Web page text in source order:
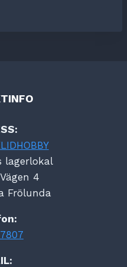
lagerlokal
4
Frölunda